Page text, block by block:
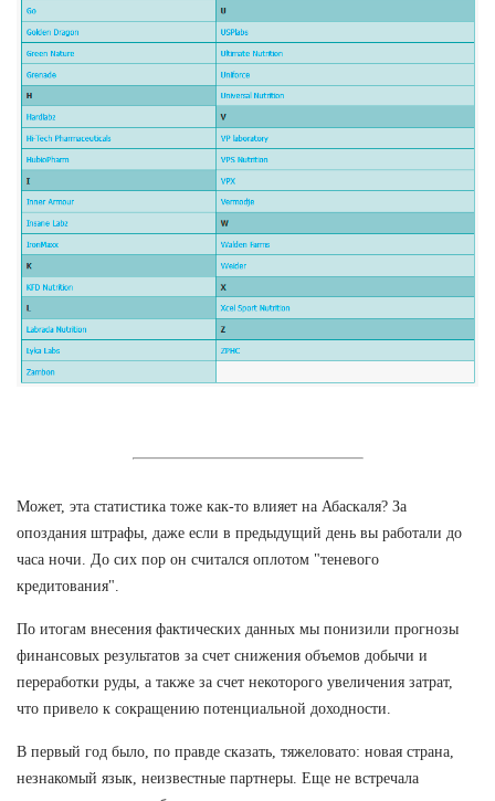
Может, эта статистика тоже как-то влияет на Абаскаля? За
опоздания штрафы, даже если в предыдущий день вы работали до
часа ночи. До сих пор он считался оплотом "теневого
кредитования".
По итогам внесения фактических данных мы понизили прогнозы
финансовых результатов за счет снижения объемов добычи и
переработки руды, а также за счет некоторого увеличения затрат,
что привело к сокращению потенциальной доходности.
В первый год было, по правде сказать, тяжеловато: новая страна,
незнакомый язык, неизвестные партнеры. Еще не встречала